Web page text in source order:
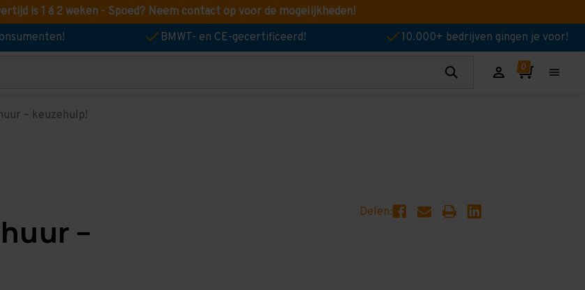
is 1 á 2 weken - Spoed? Neem contact op voor de mogelijkheden!
BMWT- en CE-gecertificeerd! 10.000+ bedrijven gingen je voor!
– keuzehulp!
–
Delen: